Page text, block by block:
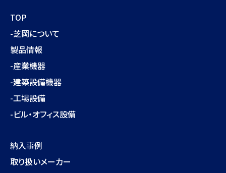
TOP
-芝岡について
製品情報
-産業機器
-建築設備機器
-工場設備
-ビル・オフィス設備
納入事例
取り扱いメーカー